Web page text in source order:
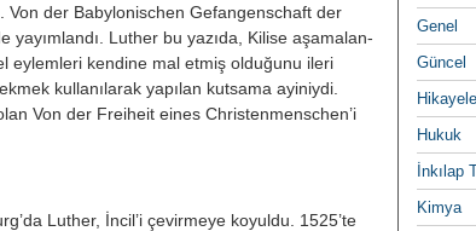
Von der Babylonischen Gefangenschaft der
yayımlan­dı. Luther bu yazıda, Kilise aşamalan-
eylemleri kendine mal etmiş olduğunu ileri
kullanılarak yapılan kutsama ayi­niydi.
Von der Freiheit eines Christenmenschen’i
Luther, İncil’i çevir­meye koyuldu. 1525’te
Genel
Güncel
Hukuk
İnkılap
Kimya